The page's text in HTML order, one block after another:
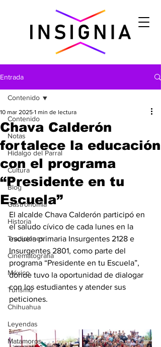
Entrada
Contenido
Notas
Hidalgo del Parral
Cultura
Blog
Gastronomìa
Historia
Tradiciones
Cinematografía
México
Turismo
Chihuahua
Leyendas
Matamoros
Contenido
Chava Calderón
fortalece la educación
con el programa
“Presidente en tu
Escuela”
10 mar 2025 1 min de lectura
El alcalde Chava Calderón participó en
el saludo cívico de cada lunes en la
escuela primaria Insurgentes 2128 e
Insurgentes 2801, como parte del
programa “Presidente en tu Escuela”,
donde tuvo la oportunidad de dialogar
con los estudiantes y atender sus
peticiones.